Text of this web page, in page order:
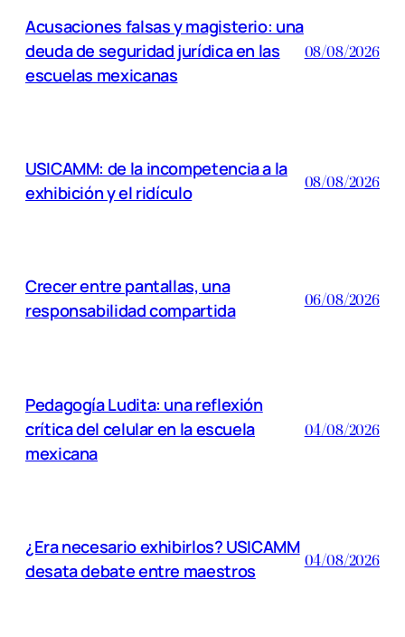
Acusaciones falsas y magisterio: una
deuda de seguridad jurídica en las
escuelas mexicanas
08/08/2026
USICAMM: de la incompetencia a la
exhibición y el ridículo
08/08/2026
Crecer entre pantallas, una
responsabilidad compartida
06/08/2026
Pedagogía Ludita: una reflexión
crítica del celular en la escuela
mexicana
04/08/2026
¿Era necesario exhibirlos? USICAMM
desata debate entre maestros
04/08/2026